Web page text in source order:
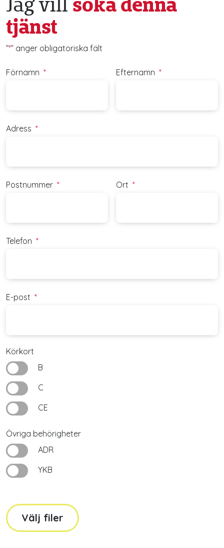
tjänst
”*” anger obligatoriska fält
Förnamn * Efternamn *
Adress *
Postnummer * Ort *
Telefon *
E-post *
Körkort
B
C
CE
Övriga behörigheter
ADR
YKB
Välj filer